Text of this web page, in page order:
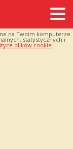
na Twoim komputerze.
statystycznych i
plików cookie.